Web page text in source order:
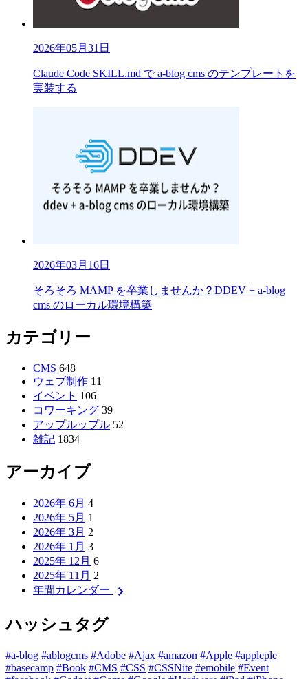
2026年05月31日
Claude Code SKILL.md で a-blog cms のテンプレートを
実装する
2026年03月16日
そろそろ MAMP を卒業しませんか？DDEV + a-blog
cms のローカル環境構築
カテゴリー
CMS 648
ウェブ制作 11
イベント 106
コワーキング 39
アップルップル 52
雑記 1834
アーカイブ
2026年 6月 4
2026年 5月 1
2026年 3月 2
2026年 1月 3
2025年 12月 6
2025年 11月 2
年間カレンダー
chevron_right
ハッシュタグ
#a-blog #ablogcms #Adobe #Ajax #amazon #Apple #appleple
#basecamp #Book #CMS #CSS #CSSNite #emobile #Event